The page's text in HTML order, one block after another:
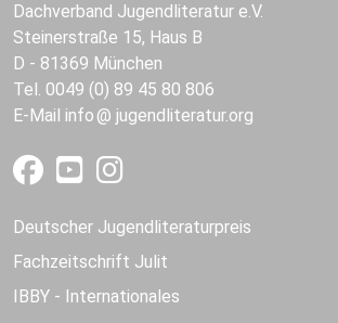
Dachverband Jugendliteratur e.V.
Steinerstraße 15, Haus B
D - 81369 München
Tel. 0049 (0) 89 45 80 806
E-Mail info jugendliteratur.org
Deutscher Jugendliteraturpreis
Fachzeitschrift Julit
IBBY - Internationales